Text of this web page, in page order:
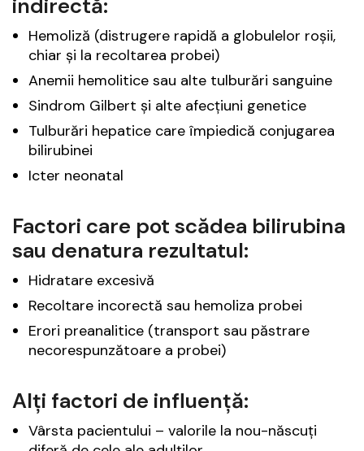
Hemoliză (distrugere rapidă a globulelor roșii,
chiar și la recoltarea probei)
Anemii hemolitice sau alte tulburări sanguine
Sindrom Gilbert și alte afecțiuni genetice
Tulburări hepatice care împiedică conjugarea
bilirubinei
Icter neonatal
Factori care pot scădea bilirubina
sau denatura rezultatul:
Hidratare excesivă
Recoltare incorectă sau hemoliza probei
Erori preanalitice (transport sau păstrare
necorespunzătoare a probei)
Alți factori de influență:
Vârsta pacientului – valorile la nou-născuți